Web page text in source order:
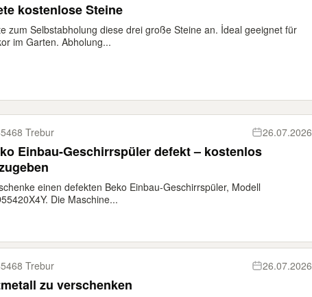
kostenlose Steine
zum Selbstabholung diese drei große Steine an. İdeal geeignet für
im Garten. Abholung...
Trebur 26.07.2026
Einbau-Geschirrspüler defekt – kostenlos
einen defekten Beko Einbau-Geschirrspüler, Modell
Die Maschine...
Trebur 26.07.2026
zu verschenken